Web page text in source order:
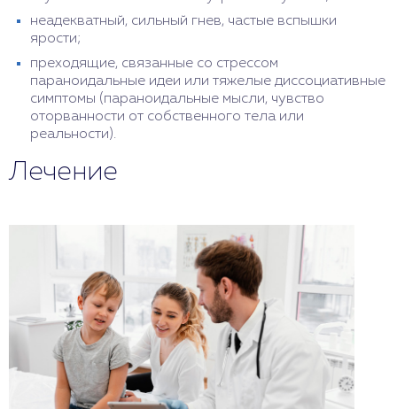
неадекватный, сильный гнев, частые вспышки
ярости;
преходящие, связанные со стрессом
параноидальные идеи или тяжелые диссоциативные
симптомы (параноидальные мысли, чувство
оторванности от собственного тела или
реальности).
Лечение